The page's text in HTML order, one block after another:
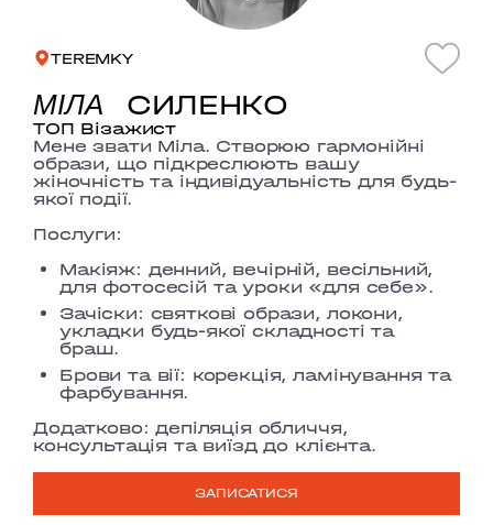
TEREMKY
МІЛА СИЛЕНКО
ТОП Візажист
Мене звати Міла. Створюю гармонійні
образи, що підкреслюють вашу
жіночність та індивідуальність для будь-
якої події.
Послуги:
Макіяж: денний, вечірній, весільний,
для фотосесій та уроки «для себе».
Зачіски: святкові образи, локони,
укладки будь-якої складності та
браш.
Брови та вії: корекція, ламінування та
фарбування.
Додатково: депіляція обличчя,
консультація та виїзд до клієнта.
ЗАПИСАТИСЯ